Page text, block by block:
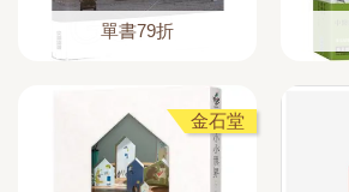
單書79折
金石堂